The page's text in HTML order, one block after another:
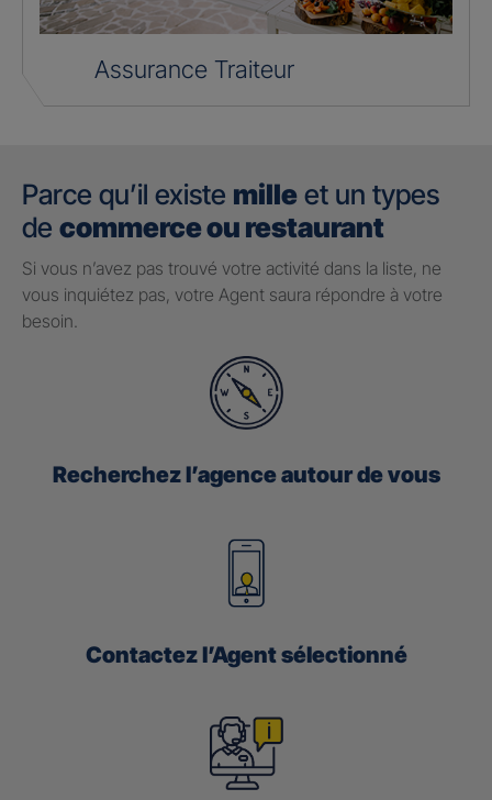
Assurance Traiteur
Parce qu’il existe mille et un types
de commerce ou restaurant
Si vous n’avez pas trouvé votre activité dans la liste, ne
vous inquiétez pas, votre Agent saura répondre à votre
besoin.
Recherchez l’agence autour de vous
Contactez l’Agent sélectionné